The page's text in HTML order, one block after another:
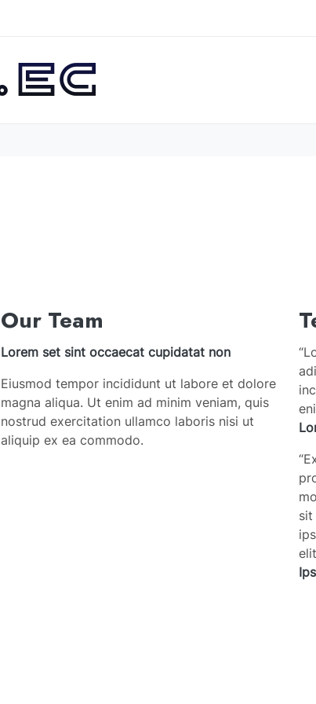
Our Team
Lorem set sint occaecat cupidatat non
Eiusmod tempor incididunt ut labore et dolore
magna aliqua. Ut enim ad minim veniam, quis
nostrud exercitation ullamco laboris nisi ut
aliquip ex ea commodo.
“
“
sit